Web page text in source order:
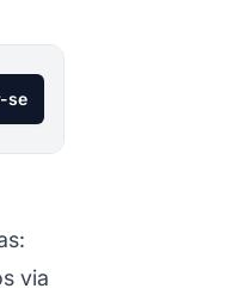
se
via